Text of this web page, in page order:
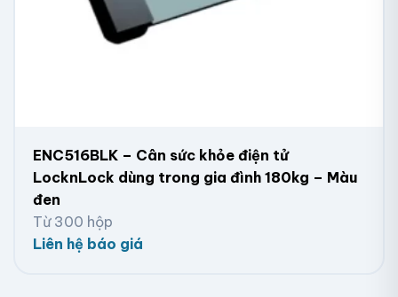
ENC516BLK – Cân sức khỏe điện tử
LocknLock dùng trong gia đình 180kg – Màu
đen
Từ 300 hộp
Liên hệ báo giá